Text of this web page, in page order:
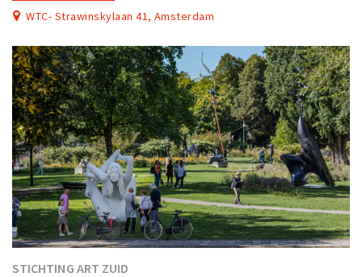
WTC- Strawinskylaan 41, Amsterdam
STICHTING ART ZUID